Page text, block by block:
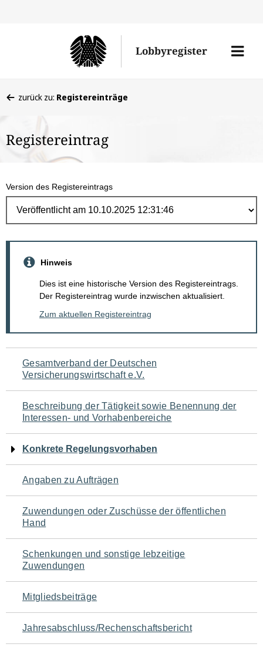
Lobbyregister
Menü
befinden
hier:
zurück zu: Registereinträge
Registereintrag
Version des Registereintrags
Hinweis
Dies ist eine historische Version des Registereintrags.
Der Registereintrag wurde inzwischen aktualisiert.
Zum aktuellen Registereintrag
Navigation
für
den
Seiteninhalt
Gesamtverband der Deutschen
Versicherungswirtschaft e.V.
Beschreibung der Tätigkeit sowie Benennung der
Interessen- und Vorhabenbereiche
Konkrete Regelungsvorhaben
Angaben zu Aufträgen
Zuwendungen oder Zuschüsse der öffentlichen
Hand
Schenkungen und sonstige lebzeitige
Zuwendungen
Mitgliedsbeiträge
Jahresabschluss/Rechenschaftsbericht